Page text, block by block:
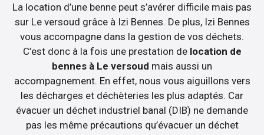
La location d’une benne peut s’avérer difficile mais pas
sur Le versoud grâce à Izi Bennes. De plus, Izi Bennes
vous accompagne dans la gestion de vos déchets.
C’est donc à la fois une prestation de location de
bennes à Le versoud mais aussi un
accompagnement. En effet, nous vous aiguillons vers
les décharges et déchèteries les plus adaptés. Car
évacuer un déchet industriel banal (DIB) ne demande
pas les même précautions qu’évacuer un déchet